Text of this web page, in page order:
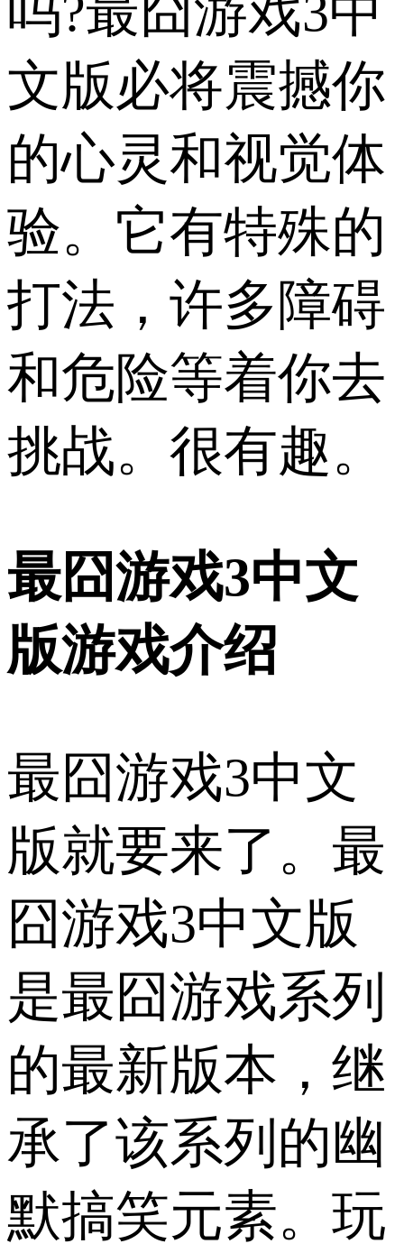
吗?最囧游戏3中
文版必将震撼你
的心灵和视觉体
验。它有特殊的
打法，许多障碍
和危险等着你去
挑战。很有趣。
最囧游戏3中文
版游戏介绍
最囧游戏3中文
版就要来了。最
囧游戏3中文版
是最囧游戏系列
的最新版本，继
承了该系列的幽
默搞笑元素。玩